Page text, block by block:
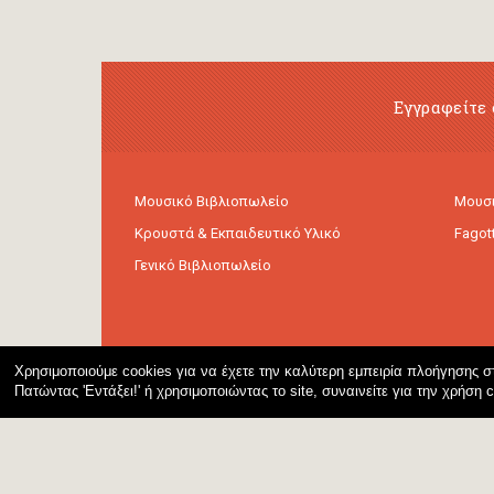
Χρησιμοποιούμε cookies για να έχετε την καλύτερη εμπειρία πλοήγησης
Πατώντας 'Εντάξει!' ή χρησιμοποιώντας το site, συναινείτε για την
Μουσικό Βιβλιοπωλείο
Κρουστά & Εκπαιδευτικό Υλικό
Γενικό Βιβλιοπωλείο